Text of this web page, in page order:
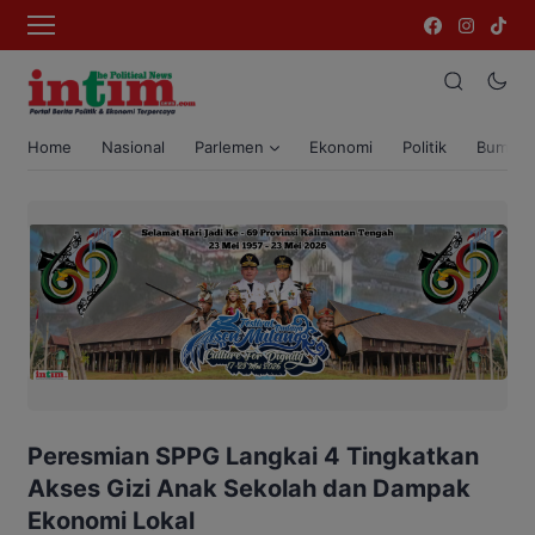
Home Nasional Parlemen Ekonomi Politik Bumi
Peresmian SPPG Langkai 4 Tingkatkan
Akses Gizi Anak Sekolah dan Dampak
Ekonomi Lokal